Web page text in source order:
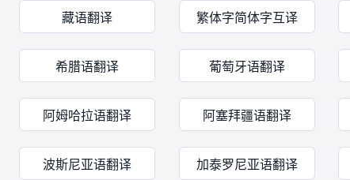
藏语翻译 繁体字简体字互译
希腊语翻译 葡萄牙语翻译
阿姆哈拉语翻译 阿塞拜疆语翻译
波斯尼亚语翻译 加泰罗尼亚语翻译